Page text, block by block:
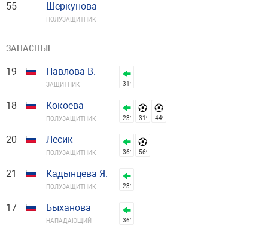
55 Шеркунова
ПОЛУЗАЩИТНИК
ЗАПАСНЫЕ
19 Павлова В.
ЗАЩИТНИК 31′
18 Кокоева
ПОЛУЗАЩИТНИК 23′ 31′ 44′
20 Лесик
ПОЛУЗАЩИТНИК 36′ 56′
21 Кадынцева Я.
ПОЛУЗАЩИТНИК 23′
17 Быханова
НАПАДАЮЩИЙ 36′